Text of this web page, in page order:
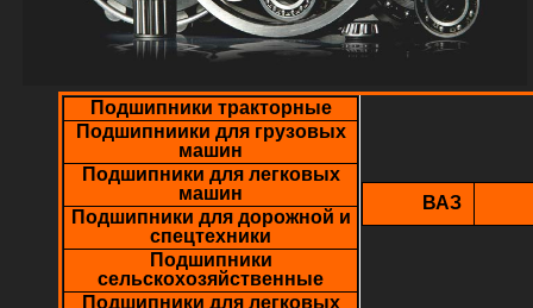
Подшипники тракторные
Подшипниики для грузовых
машин
Подшипники для легковых
машин
Подшипники для дорожной и
спецтехники
Подшипники
сельскохозяйственные
Подшипники для легковых
ВАЗ